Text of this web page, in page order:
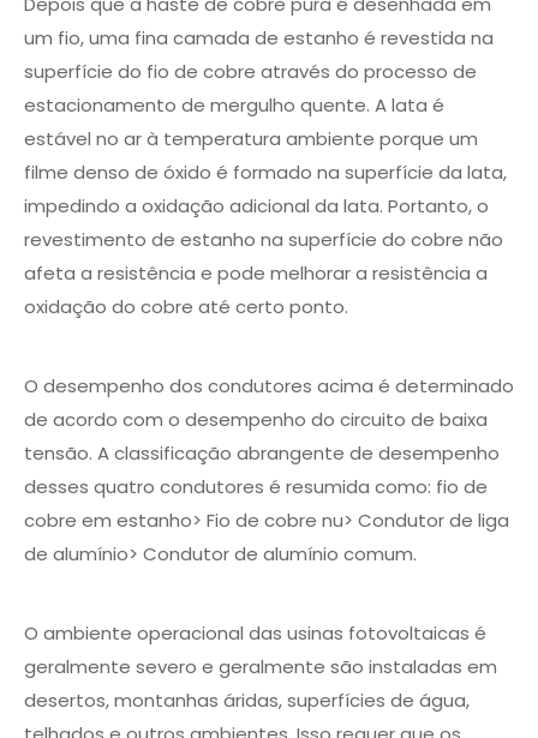
um fio, uma fina camada de estanho é revestida na
superfície do fio de cobre através do processo de
estacionamento de mergulho quente. A lata é
estável no ar à temperatura ambiente porque um
filme denso de óxido é formado na superfície da lata,
impedindo a oxidação adicional da lata. Portanto, o
revestimento de estanho na superfície do cobre não
afeta a resistência e pode melhorar a resistência a
oxidação do cobre até certo ponto.
O desempenho dos condutores acima é determinado
de acordo com o desempenho do circuito de baixa
tensão. A classificação abrangente de desempenho
desses quatro condutores é resumida como: fio de
cobre em estanho> Fio de cobre nu> Condutor de liga
de alumínio> Condutor de alumínio comum.
O ambiente operacional das usinas fotovoltaicas é
geralmente severo e geralmente são instaladas em
desertos, montanhas áridas, superfícies de água,